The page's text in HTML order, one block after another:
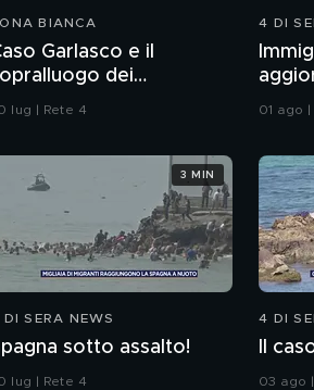
BIANCA
Garlasco e il
dei
Carabinieri
lug | Rete 4
4 DI
da
01 ago |
SERA NEWS
sotto assalto!
lug | Rete 4
3 MIN
4 DI
Il
03 ago